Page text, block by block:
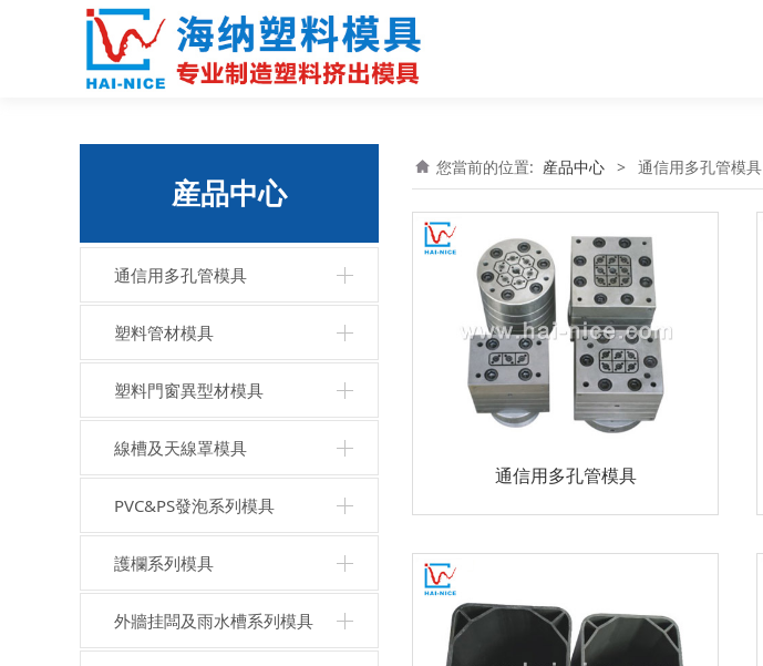
産品中心
通信用多孔管模具
塑料管材模具
塑料門窗異型材模具
線槽及天線罩模具
PVC&PS發泡系列模具
護欄系列模具
外牆挂闆及雨水槽系列模具
您當前的位置: 産品中心 > 通信用多孔管模具
通信用多孔管模具